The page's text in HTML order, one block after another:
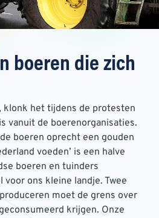
boeren die zich
klonk het tijdens de protesten
vanuit de boerenorganisaties.
boeren oprecht een gouden
voeden’ is een halve
boeren en tuinders
ons kleine landje. Twee
moet de grens over
krijgen. Onze